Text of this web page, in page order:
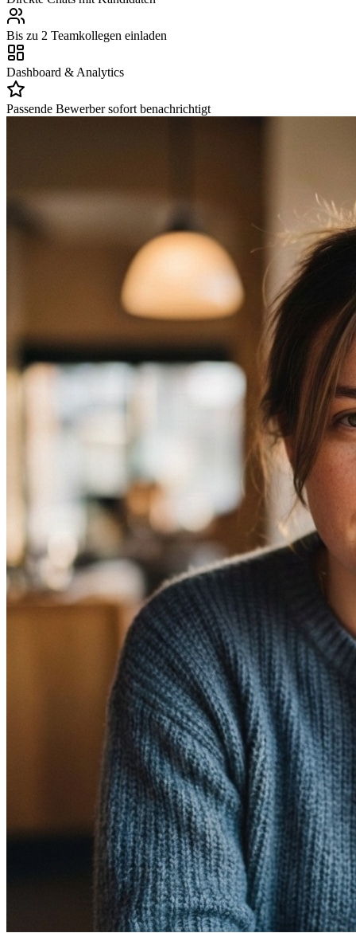
Bis zu 2 Teamkollegen einladen
Dashboard & Analytics
Passende Bewerber sofort benachrichtigt